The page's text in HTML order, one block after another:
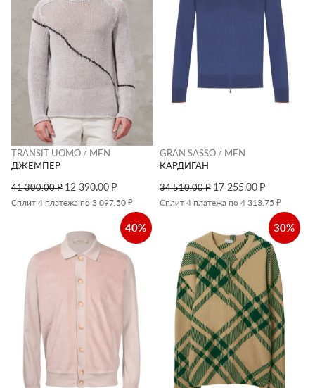
TRANSIT UOMO / MEN
ДЖЕМПЕР
41 300.00Р 12 390.00 Р
Сплит 4 платежа по 3 097.50 ₽
GRAN SASSO / MEN
КАРДИГАН
34 510.00Р 17 255.00 Р
Сплит 4 платежа по 4 313.75 ₽
40% 30%